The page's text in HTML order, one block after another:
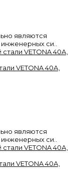
являются
си..
VETONA 40А,
являются
си..
VETONA 40А,